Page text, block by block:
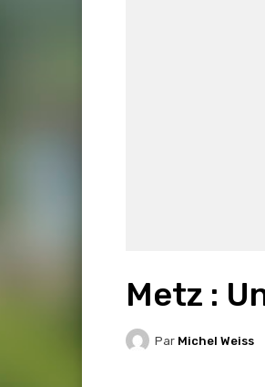
Metz :
Par Michel Weiss